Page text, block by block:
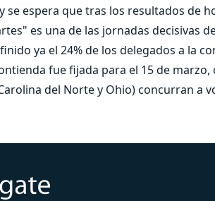
se espera que tras los resultados de
es una de las jornadas decisivas
ya el 24% de los delegados a la
fue fijada para el 15 de
del Norte y Ohio) concurran a